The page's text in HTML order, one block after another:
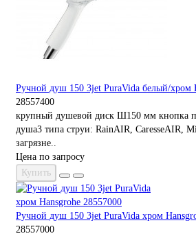
Ручной душ 150 3jet PuraVida белый/хром
28557400
крупный душевой диск Ш150 мм кнопка
душа3 типа струи: RainAIR, CaresseAIR,
загрязне..
Цена по запросу
Купить
Ручной душ 150 3jet PuraVida хром
28557000